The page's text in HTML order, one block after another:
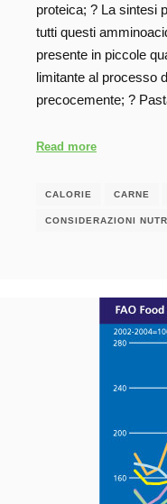
proteica; ? La sintesi
tutti questi
presente in piccole
limitante al processo
precocemente; ?
Read more
CALORIE CARNE
CONSIDERAZIONI